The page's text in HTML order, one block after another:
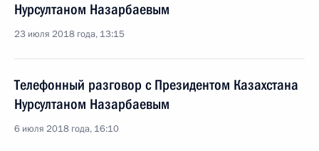
Нурсултаном Назарбаевым
23 июля 2018 года, 13:15
Телефонный разговор с Президентом Казахстана
Нурсултаном Назарбаевым
6 июля 2018 года, 16:10